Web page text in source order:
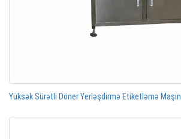
Yüksək Sürətli Döner Yerləşdirmə Etiketləmə Maşın